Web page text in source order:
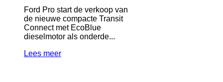
Ford Pro start de verkoop van
de nieuwe compacte Transit
Connect met EcoBlue
dieselmotor als onderde...
Lees meer